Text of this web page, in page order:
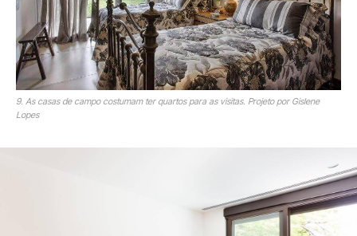
9. As casas de campo costumam ter quartos para as visitas. Projeto por Gislene
Lopes